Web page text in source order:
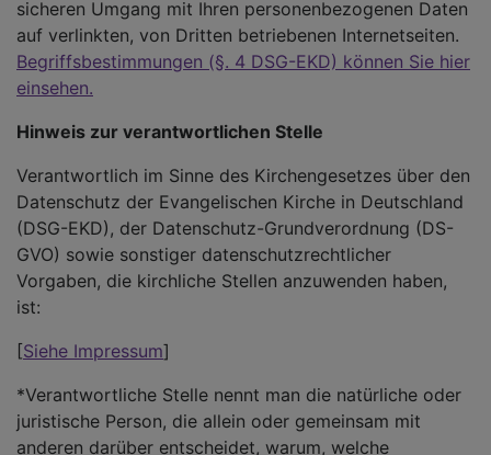
sicheren Umgang mit Ihren personenbezogenen Daten
auf verlinkten, von Dritten betriebenen Internetseiten.
Begriffsbestimmungen (§. 4 DSG-EKD) können Sie hier
einsehen.
Hinweis zur verantwortlichen Stelle
Verantwortlich im Sinne des Kirchengesetzes über den
Datenschutz der Evangelischen Kirche in Deutschland
(DSG-EKD), der Datenschutz-Grundverordnung (DS-
GVO) sowie sonstiger datenschutzrechtlicher
Vorgaben, die kirchliche Stellen anzuwenden haben,
ist:
[Siehe Impressum]
*Verantwortliche Stelle nennt man die natürliche oder
juristische Person, die allein oder gemeinsam mit
anderen darüber entscheidet, warum, welche